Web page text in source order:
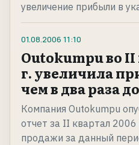
увеличение прибыли в
01.08.2006 11:10
Outokumpu во II
г. увеличила
чем в два раза
Компания Outokumpu
отчет за II квартал
продажи за данный